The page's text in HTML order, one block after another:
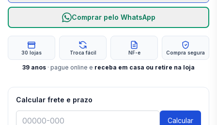
Comprar pelo WhatsApp
30 lojas Troca fácil NF-e Compra segura
39 anos · pague online e receba em casa ou retire na loja
Calcular frete e prazo
Calcular